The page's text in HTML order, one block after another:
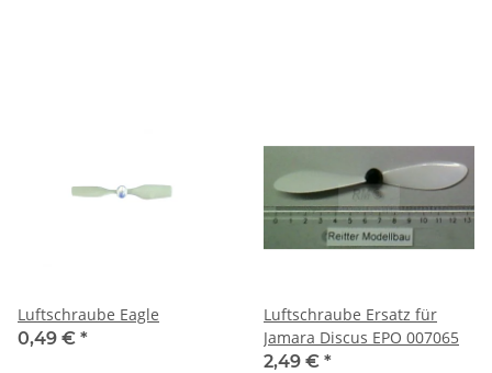
Luftschraube Eagle
0,49 € *
Luftschraube Ersatz für
Jamara Discus EPO 007065
2,49 € *